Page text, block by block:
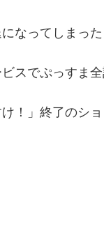
なってしまっ
スでぷっすま
！」終了のシ